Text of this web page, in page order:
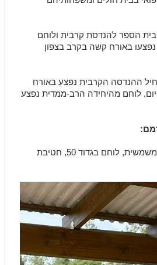
נוסף מאתמול, קצין לוחם מגדוד 614, בית הספר להנדסת קרבית ולוחם
נפצעו באורח קשה בקרב בצפון
ההנדסה הקרבית נפצע באורח
לוחם מהיחידה הרב-ממדית נפצע
- סמ״ר אמיר גלילוב (‏Amir Galilove), בן 20, משמשית, לוחם בגדוד 50, חטיבת